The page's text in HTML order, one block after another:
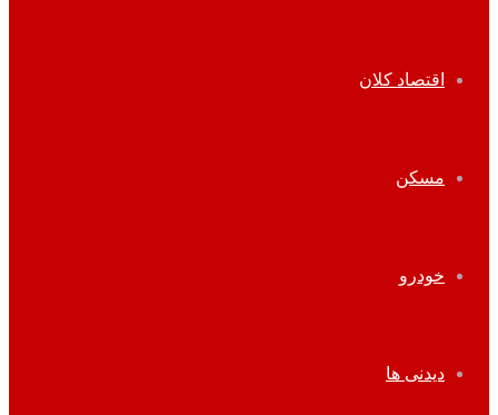
اقتصاد کلان
مسکن
خودرو
دیدنی ها